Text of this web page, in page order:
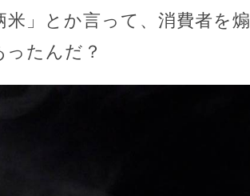
」とか言って、消費者を煽
たんだ？